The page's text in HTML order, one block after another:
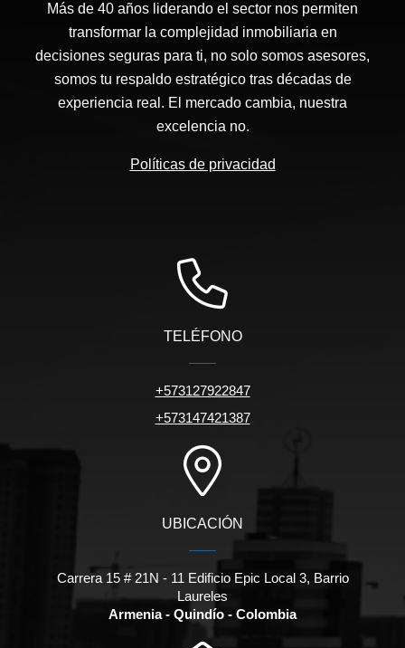
Más de 40 años liderando el sector nos permiten
transformar la complejidad inmobiliaria en
decisiones seguras para ti, no solo somos asesores,
somos tu respaldo estratégico tras décadas de
experiencia real. El mercado cambia, nuestra
excelencia no.
Políticas de privacidad
TELÉFONO
+573127922847
+573147421387
UBICACIÓN
Carrera 15 # 21N - 11 Edificio Epic Local 3, Barrio
Laureles
Armenia - Quindío - Colombia